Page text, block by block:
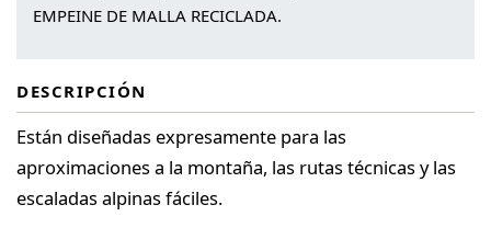
EMPEINE DE MALLA RECICLADA.
DESCRIPCIÓN
Están diseñadas expresamente para las
aproximaciones a la montaña, las rutas técnicas y las
escaladas alpinas fáciles.